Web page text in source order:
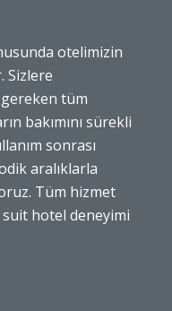
otelimizin
Sizlere
tüm
bakımını sürekli
sonrası
aralıklarla
Tüm hizmet
suit hotel deneyimi